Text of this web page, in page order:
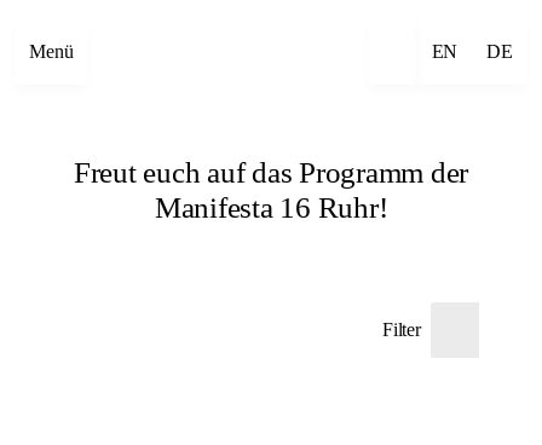
Menü EN DE
Freut euch auf das Programm der
Manifesta 16 Ruhr!
Filter